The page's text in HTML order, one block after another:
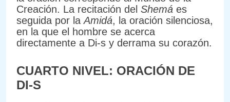
Creación. La recitación del Shemá es
seguida por laAmidá, la oración silenciosa,
en la que el hombre se acerca
directamente a Di-s y derrama su corazón.
CUARTO NIVEL: ORACIÓN DE
DI-S